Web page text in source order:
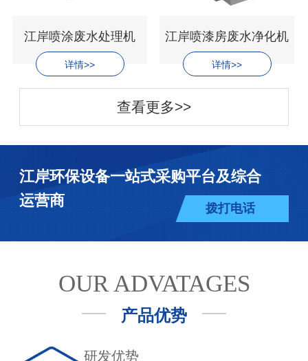
江岸喷涂废水处理机
详情>>
江岸喷漆房废水净化机
详情>>
查看更多>>
江岸环保设备一站式采购平台及综合
运营商
拨打电话
OUR ADVATAGES
产品优势
研发优势